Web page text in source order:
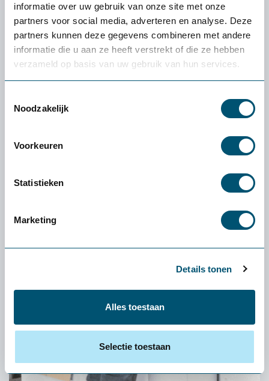
informatie over uw gebruik van onze site met onze
partners voor social media, adverteren en analyse. Deze
partners kunnen deze gegevens combineren met andere
informatie die u aan ze heeft verstrekt of die ze hebben
verzameld op basis van uw gebruik van hun services.
Noodzakelijk
Voorkeuren
Statistieken
Marketing
Details tonen
Alles toestaan
Selectie toestaan
4. Beperk langdurig staan met
antivermoeidheidsmatten
Langdurig staan kan leiden tot vermoeide benen, pijnlijke
en stimuleren subtiele bewegingen die de bloedcirculatie
Voordelen van antivermoeidheidsmatten:
Helpen het risico op uitglijden en vallen te verminderen.
welzijn van medewerkers en hun prestaties gedurende de dag.